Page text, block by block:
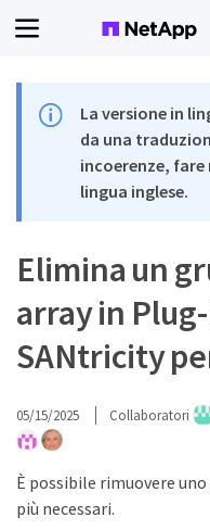
La versione in
da una
incoerenze,
lingua inglese.
Elimina un
array in
SANtricity
05/15/2025 Collaboratori
È possibile rimuovere
più necessari.